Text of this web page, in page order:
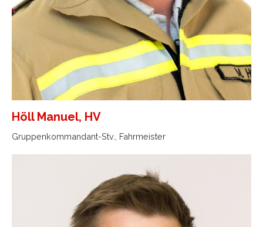
Höll Manuel, HV
Gruppenkommandant-Stv., Fahrmeister